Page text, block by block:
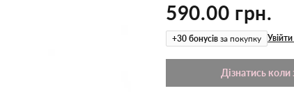
590.00 грн.
+30 бонусів за покупку
Дізнатись коли